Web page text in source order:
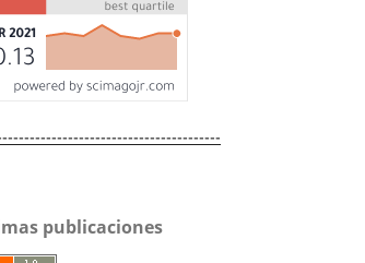
publicaciones